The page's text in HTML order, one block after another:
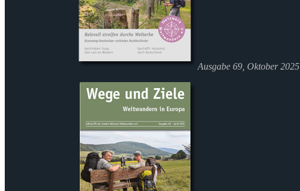
Ausgabe 69, Oktober 2025